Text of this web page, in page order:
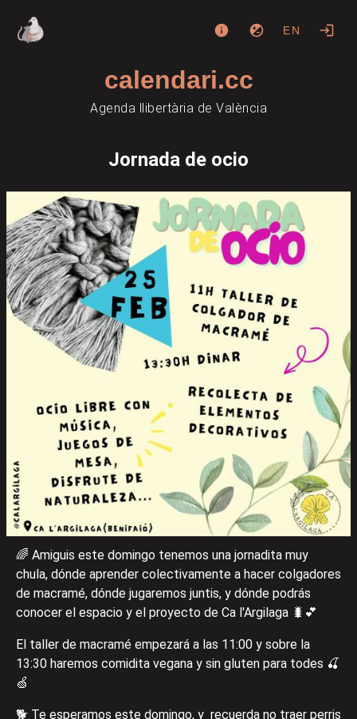
EN
calendari.cc
Agenda llibertària de València
Jornada de ocio
🌈 Amiguis este domingo tenemos una jornadita muy
chula, dónde aprender colectivamente a hacer colgadores
de macramé, dónde jugaremos juntis, y dónde podrás
conocer el espacio y el proyecto de Ca l'Argilaga 🐛💕
El taller de macramé empezará a las 11:00 y sobre la
13:30 haremos comidita vegana y sin gluten para todes 🍒
🍏
🐕 Te esperamos este domingo, y recuerda no traer perris